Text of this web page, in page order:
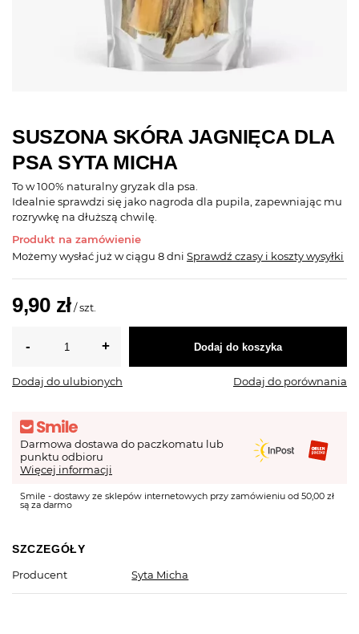
SUSZONA SKÓRA JAGNIĘCA DLA
PSA SYTA MICHA
To w 100% naturalny gryzak dla psa.
Idealnie sprawdzi się jako nagroda dla pupila, zapewniając mu
rozrywkę na dłuższą chwilę.
Produkt na zamówienie
Możemy wysłać już w ciągu 8 dni Sprawdź czasy i koszty wysyłki
9,90 zł/szt.
Dodaj do koszyka
Dodaj do ulubionych Dodaj do porównania
Darmowa dostawa do paczkomatu lub
punktu odbioru
Więcej informacji
Smile - dostawy ze sklepów internetowych przy zamówieniu od 50,00 zł
są za darmo
SZCZEGÓŁY
Producent
Syta Micha